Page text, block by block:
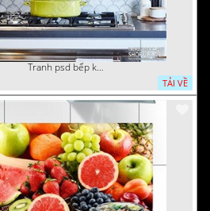
Tranh psd bếp khu chế biến đồ ăn
TẢI VỀ